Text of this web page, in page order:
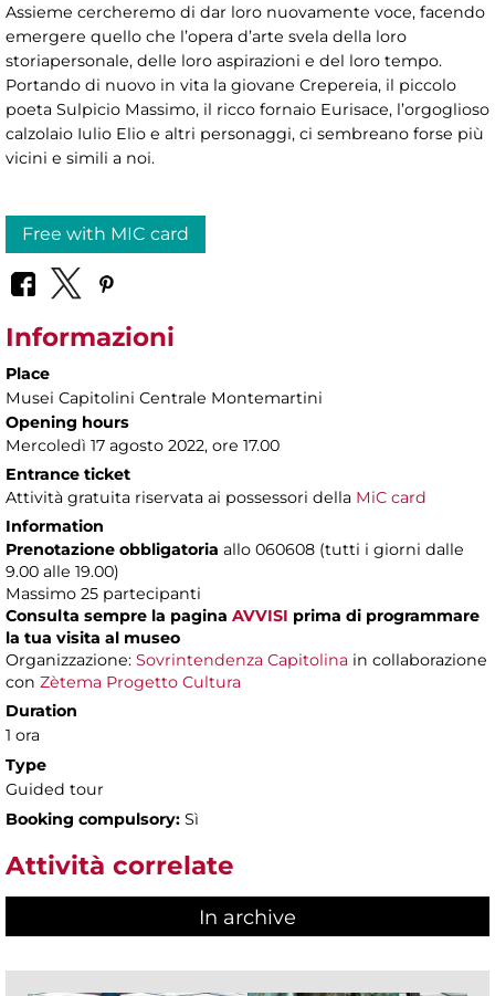
Assieme cercheremo di dar loro nuovamente voce, facendo
emergere quello che l’opera d’arte svela della loro
storiapersonale, delle loro aspirazioni e del loro tempo.
Portando di nuovo in vita la giovane Crepereia, il piccolo
poeta Sulpicio Massimo, il ricco fornaio Eurisace, l’orgoglioso
calzolaio Iulio Elio e altri personaggi, ci sembreano forse più
vicini e simili a noi.
Free with MIC card
Informazioni
Place
Musei Capitolini Centrale Montemartini
Opening hours
Mercoledì 17 agosto 2022, ore 17.00
Entrance ticket
Attività gratuita riservata ai possessori della MiC card
Information
Prenotazione obbligatoria allo 060608 (tutti i giorni dalle
9.00 alle 19.00)
Massimo 25 partecipanti
Consulta sempre la pagina AVVISI prima di programmare
la tua visita al museo
Organizzazione: Sovrintendenza Capitolina in collaborazione
con Zètema Progetto Cultura
Duration
1 ora
Type
Guided tour
Booking compulsory: Sì
Attività correlate
In archive